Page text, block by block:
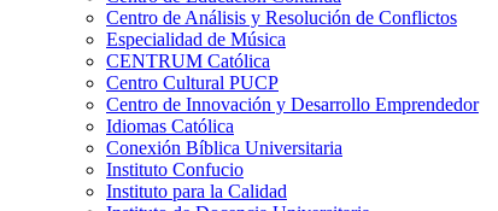
Centro de Análisis y Resolución de Conflictos
Especialidad de Música
CENTRUM Católica
Centro Cultural PUCP
Centro de Innovación y Desarrollo Emprendedor
Idiomas Católica
Conexión Bíblica Universitaria
Instituto Confucio
Instituto para la Calidad